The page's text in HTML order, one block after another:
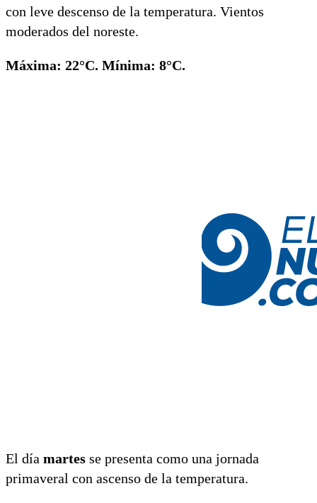
con leve descenso de la temperatura. Vientos
moderados del noreste.
Máxima: 22°C. Mínima: 8°C.
El día martes se presenta como una jornada
primaveral con ascenso de la temperatura.